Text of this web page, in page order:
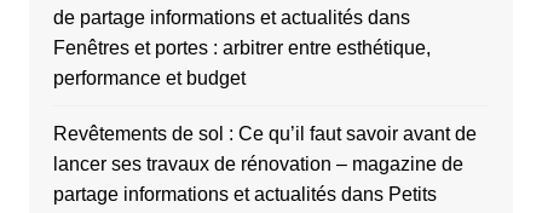
de partage informations et actualitésdans
Fenêtres et portes : arbitrer entre esthétique,
performance et budget
Revêtements de sol : Ce qu’il faut savoir avant de
lancer ses travaux de rénovation – magazine de
partage informations et actualitésdans Petits